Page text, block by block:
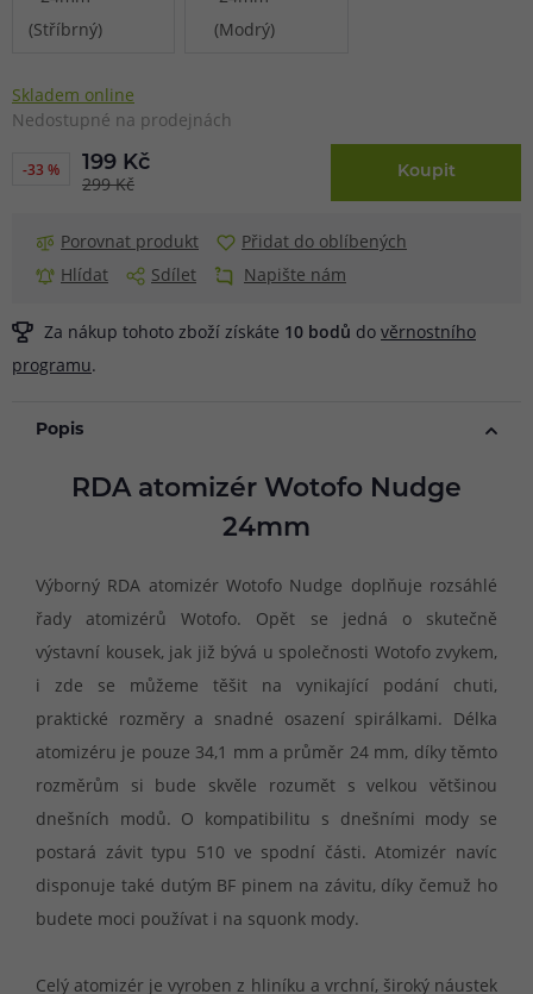
Skladem online
Nedostupné na prodejnách
-33 %
199 Kč
299 Kč
Koupit
Porovnat produkt
Přidat do oblíbených
Hlídat
Sdílet Napište nám
Za nákup tohoto zboží získáte 10 bodů do věrnostního
programu.
Popis
RDA atomizér Wotofo Nudge
24mm
Výborný RDA atomizér Wotofo Nudge doplňuje rozsáhlé
řady atomizérů Wotofo. Opět se jedná o skutečně
výstavní kousek, jak již bývá u společnosti Wotofo zvykem,
i zde se můžeme těšit na vynikající podání chuti,
praktické rozměry a snadné osazení spirálkami. Délka
atomizéru je pouze 34,1 mm a průměr 24 mm, díky těmto
rozměrům si bude skvěle rozumět s velkou většinou
dnešních modů. O kompatibilitu s dnešními mody se
postará závit typu 510 ve spodní části. Atomizér navíc
disponuje také dutým BF pinem na závitu, díky čemuž ho
budete moci používat i na squonk mody.
Celý atomizér je vyroben z hliníku a vrchní, široký náustek